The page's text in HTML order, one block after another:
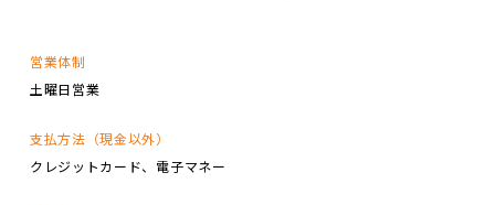
営業体制
土曜日営業
支払方法（現金以外）
クレジットカード
電子マネー